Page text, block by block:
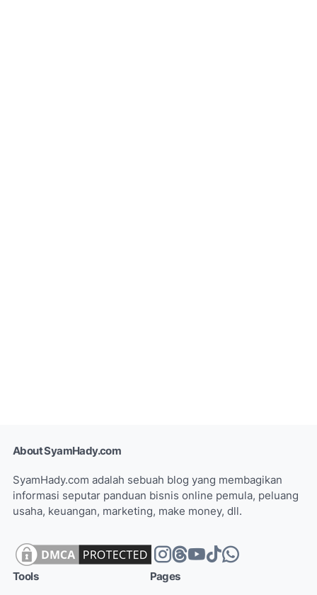
About SyamHady.com
SyamHady.com adalah sebuah blog yang membagikan
informasi seputar panduan bisnis online pemula, peluang
usaha, keuangan, marketing, make money, dll.
Tools Pages